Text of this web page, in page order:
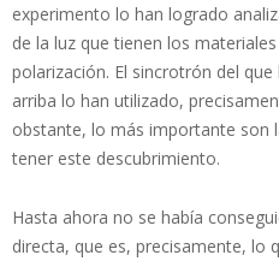
experimento lo han logrado
de la luz que tienen los
polarización. El sincrotrón del
arriba lo han utilizado,
obstante, lo más importante son
tener este descubrimiento.
Hasta ahora no se había
directa, que es, precisamente, lo